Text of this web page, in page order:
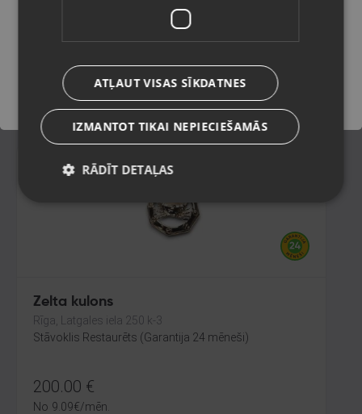
Stāvoklis Restaurēts (Garantija 24 mēneši)
91.00
4.14€/mēn.
Zelta kulons
Rīga, Latgales iela 250 k-3
Stāvoklis Restaurēts (Garantija 24 mēneši)
200.00 €
No 9.09€/mēn.
Saglabāt
ATĻAUT VISAS SĪKDATNES
IZMANTOT TIKAI NEPIECIEŠAMĀS
RĀDĪT DETAĻAS